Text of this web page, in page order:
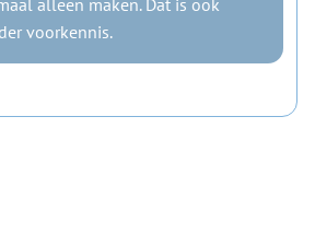
alleen maken. Dat is ook
voorkennis.